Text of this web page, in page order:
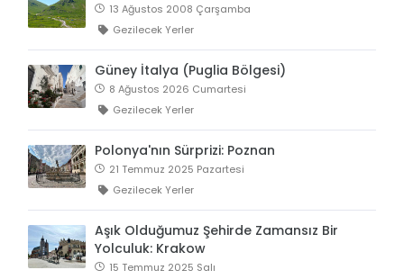
13 Ağustos 2008 Çarşamba
Gezilecek Yerler
Güney İtalya (Puglia Bölgesi)
8 Ağustos 2026 Cumartesi
Gezilecek Yerler
Polonya'nın Sürprizi: Poznan
21 Temmuz 2025 Pazartesi
Gezilecek Yerler
Aşık Olduğumuz Şehirde Zamansız Bir
Yolculuk: Krakow
15 Temmuz 2025 Salı